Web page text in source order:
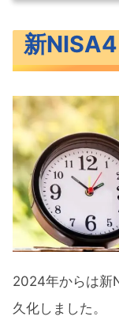
新
新NISAに
つみ
成長
まとめ
新
2024年からは新
久化しました。